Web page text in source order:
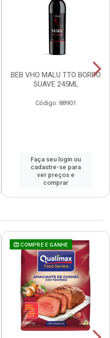
BEB VHO MALU TTO BORDO
SUAVE 245ML
Código: 88901
Faça seu login ou
cadastre-se para
ver preços e
comprar
COMPRE E GANHE